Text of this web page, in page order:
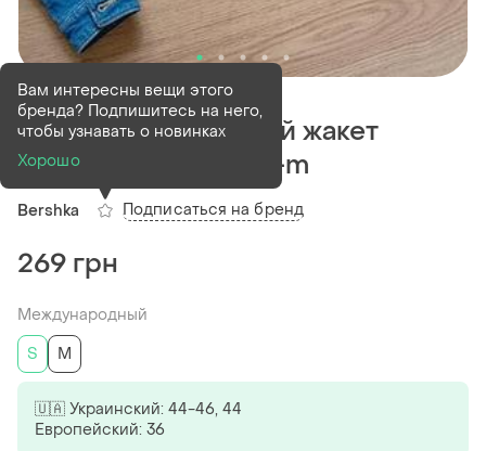
В наличии1 шт
Женский джинсовый жакет
bershka,голубой🩵s-m
Bershka
Вам интересны вещи этого
бренда? Подпишитесь на него,
чтобы узнавать о новинках
Хорошо
Подписаться на бренд
269 грн
Международный
S
M
🇺🇦 Украинский: 44-46, 44
Европейский: 36